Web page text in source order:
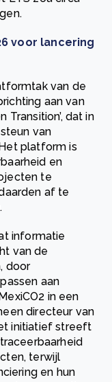
voor lancering
van de
aan van
Transition’, dat in
van
platform is
en
te
af te
informatie
van de
door
aan
in een
directeur van
initiatief streeft
terwijl
en hun